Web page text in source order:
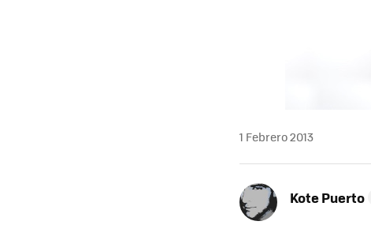
1 Febrero 2013
Kote Puerto